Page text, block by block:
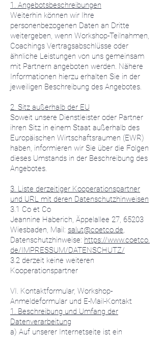
1. Angebotsbeschreibungen
Weiterhin können wir Ihre
personenbezogenen Daten an Dritte
weitergeben, wenn Workshop-Teilnahmen,
Coachings Vertragsabschlüsse oder
ähnliche Leistungen von uns gemeinsam
mit Partnern angeboten werden. Nähere
Informationen hierzu erhalten Sie in der
jeweiligen Beschreibung des Angebotes.
2. Sitz außerhalb der EU
Soweit unsere Dienstleister oder Partner
ihren Sitz in einem Staat außerhalb des
Europäischen Wirtschaftsraumen (EWR)
haben, informieren wir Sie über die Folgen
dieses Umstands in der Beschreibung des
Angebotes.
3. Liste derzeitiger Kooperationspartner
und URL mit deren Datenschutzhinweisen
3.1 Co et Co
Jeannine Haberich, Äppelallee 27, 65203
Wiesbaden, Mail: salut@coetco.de,
Datenschutzhinweise: https://www.coetco.
de/IMPRESSUM/DATENSCHUTZ/
3.2 derzeit keine weiteren
Kooperationspartner
VI. Kontaktformular, Workshop-
Anmeldeformular und E-Mail-Kontakt
1. Beschreibung und Umfang der
Datenverarbeitung
a) Auf unserer Internetseite ist ein